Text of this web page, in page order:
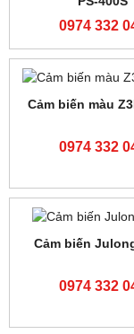
Bộ lập trình
32MCR2-
0974 332
Bộ lập trình